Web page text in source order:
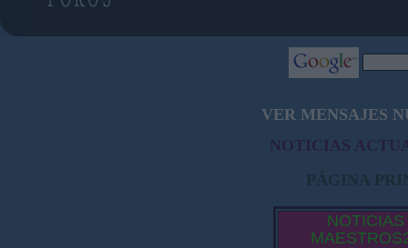
VER MENSAJES
NOTICIAS
PÁGINA
NOTICIAS